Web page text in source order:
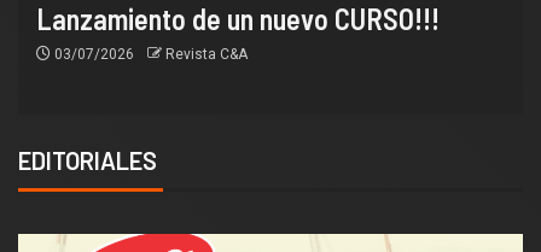
Lanzamiento de un nuevo CURSO!!!
03/07/2026 Revista C&A
EDITORIALES